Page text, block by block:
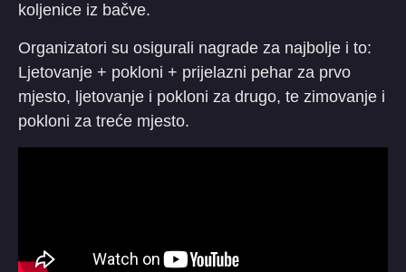
koljenice iz bačve.
Organizatori su osigurali nagrade za najbolje i to:
Ljetovanje + pokloni + prijelazni pehar za prvo
mjesto, ljetovanje i pokloni za drugo, te zimovanje i
pokloni za treće mjesto.